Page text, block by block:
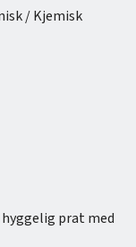
/ Kjemisk
prat med